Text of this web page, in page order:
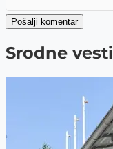
Pošalji komentar
Srodne vesti